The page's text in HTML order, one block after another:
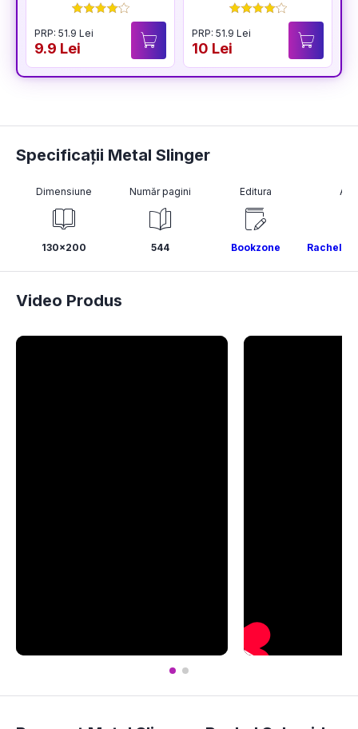
PRP: 51.9 Lei
9.9 Lei
PRP: 51.9 Lei
10 Lei
Specificații Metal Slinger
Dimensiune
130x200
Număr pagini
544
Editura
Bookzone Rachel
Video Produs